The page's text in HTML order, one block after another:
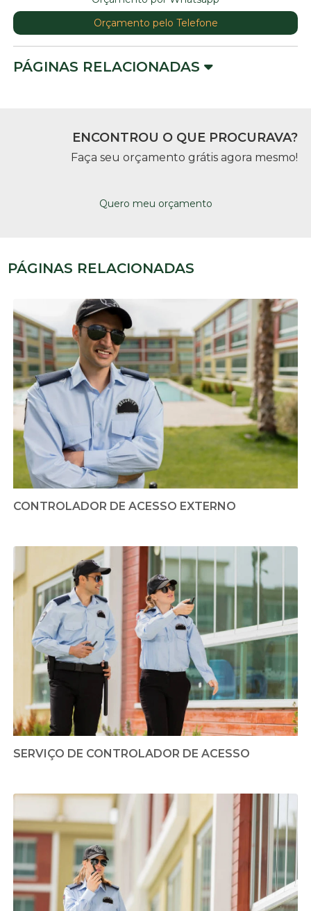
Orçamento pelo Telefone
PÁGINAS RELACIONADAS
ENCONTROU O QUE PROCURAVA?
Faça seu orçamento grátis agora mesmo!
Quero meu orçamento
PÁGINAS RELACIONADAS
CONTROLADOR DE ACESSO EXTERNO
SERVIÇO DE CONTROLADOR DE ACESSO